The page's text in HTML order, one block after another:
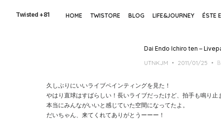
Twisted +81 HOME TWISTORE BLOG LIFE&JOURNEY ÉSTE
Dai Endo Ichiro ten –
UTNKJM
Posted
2011/01/25
久しぶりにいいライブペインティングを見た！
やはり直球はすばらしい！長いライブだったけど、拍手も鳴り止
本当にみんながいいと感じていた空間になってたよ。
だいちゃん、来てくれてありがとうーーー！